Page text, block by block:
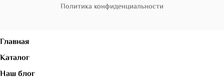
Политика конфиденциальности
Главная
Каталог
Наш блог